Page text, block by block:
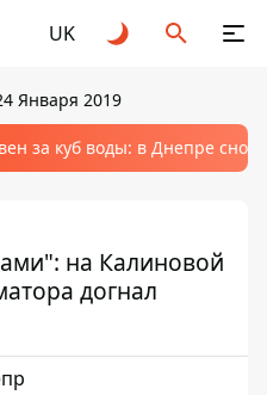
UK
Января 2019
за куб воды: в Днепре
на Калиновой
догнал